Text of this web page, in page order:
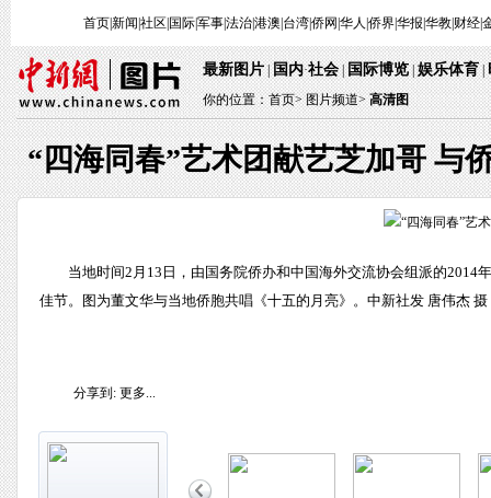
首页|新闻 社区 国际|军事|法治|港澳 台湾|侨网 华人 侨界|华报 华教| 财经|
最新图片|国内·社会|国际博览|娱乐体育|
你的位置：首页>图片频道> 高清图
“四海同春”艺术团献艺芝加哥 与
当地时间2月13日，由国务院侨办和中国海外交流协会组派的2014
佳节。图为董文华与当地侨胞共唱《十五的月亮》。中新社发 唐伟杰 摄
分享到: 更多...